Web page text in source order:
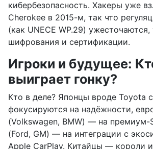
кибербезопасность. Хакеры уже
Cherokee в 2015-м, так что
(как UNECE WP.29) ужесточаются,
шифрования и сертификации.
Игроки и будущее:
выиграет гонку?
Кто в деле? Японцы вроде Toyota
фокусируются на надёжности,
(Volkswagen, BMW) — на премиум-
(Ford, GM) — на интеграции с
Apple CarPlay. Китайцы — короли